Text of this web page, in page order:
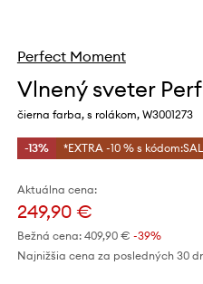
Perfect Moment
Vlnený sveter
čierna farba, s rolákom, W3001273
-13% *EXTRA -10 % s
Aktuálna cena:
249,90 €
Bežná cena: 409,90 € -39%
Najnižšia cena za posledných 30